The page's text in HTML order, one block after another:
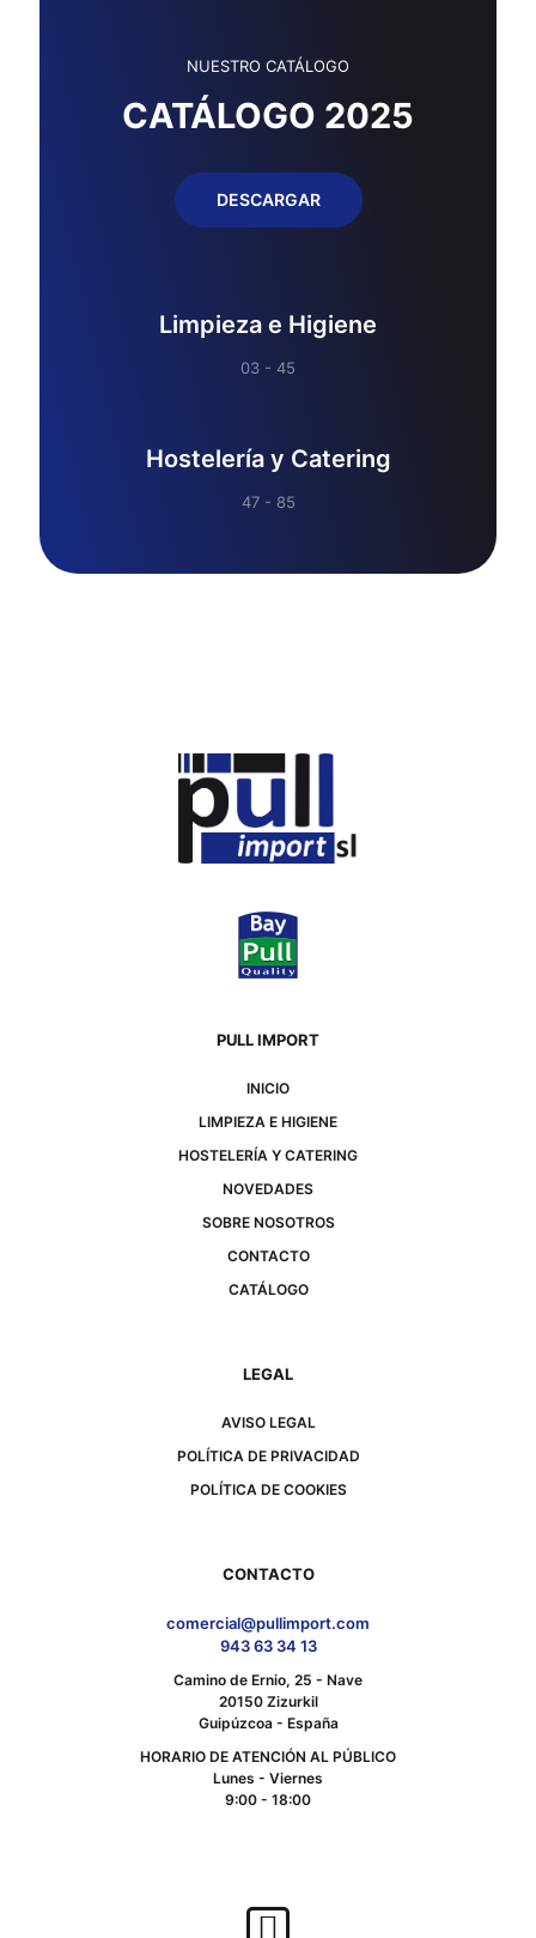
NUESTRO CATÁLOGO
CATÁLOGO 2025
DESCARGAR
Limpieza e Higiene
03 - 45
Hostelería y Catering
47 - 85
PULL IMPORT
INICIO
LIMPIEZA E HIGIENE
HOSTELERÍA Y CATERING
NOVEDADES
SOBRE NOSOTROS
CONTACTO
CATÁLOGO
LEGAL
AVISO LEGAL
POLÍTICA DE PRIVACIDAD
POLÍTICA DE COOKIES
CONTACTO
comercial@pullimport.com
943 63 34 13
Camino de Ernio, 25 - Nave
20150 Zizurkil
Guipúzcoa - España
HORARIO DE ATENCIÓN AL PÚBLICO
Lunes - Viernes
9:00 - 18:00